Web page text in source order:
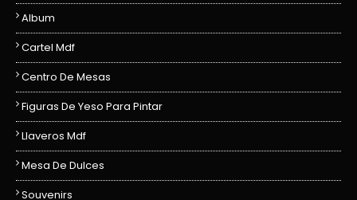
Album
Cartel Mdf
Centro De Mesas
Figuras De Yeso Para Pintar
Llaveros Mdf
Mesa De Dulces
Souvenirs